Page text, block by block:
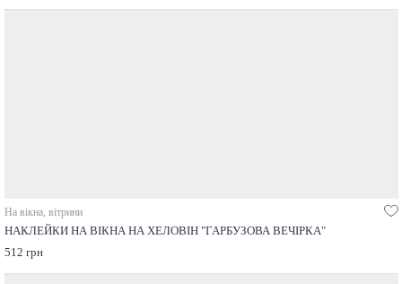
На вікна, вітрини
НАКЛЕЙКИ НА ВІКНА НА ХЕЛОВІН "ГАРБУЗОВА ВЕЧІРКА"
512 грн